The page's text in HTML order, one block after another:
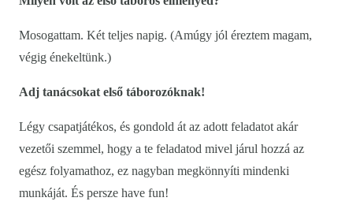
Mosogattam. Két teljes napig. (Amúgy jól éreztem magam,
végig énekeltünk.)
Adj tanácsokat első táborozóknak!
Légy csapatjátékos, és gondold át az adott feladatot akár
vezetői szemmel, hogy a te feladatod mivel járul hozzá az
egész folyamathoz, ez nagyban megkönnyíti mindenki
munkáját. És persze have fun!